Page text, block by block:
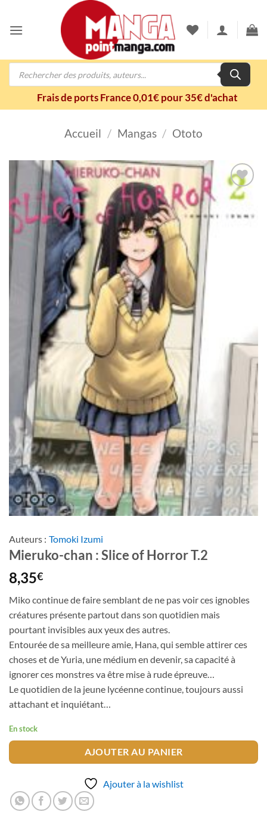
contenu
Recherche
Frais de ports France 0,01€ pour 35€ d'achat
Accueil / Mangas / Ototo
Ajouter
wishlist
Auteurs : Tomoki Izumi
Mieruko-chan : Slice of Horror T.2
8,35€
Miko continue de faire semblant de ne pas voir ces ignobles
créatures présente partout dans son quotidien mais
pourtant invisibles aux yeux des autres.
Entourée de sa meilleure amie, Hana, qui semble attirer ces
choses et de Yuria, une médium en devenir, sa capacité à
ignorer ces monstres va être mise à rude épreuve…
Le quotidien de la jeune lycéenne continue, toujours aussi
attachant et inquiétant…
En stock
AJOUTER AU PANIER
Ajouter à la wishlist